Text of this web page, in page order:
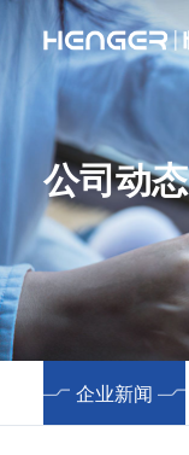
公司动态
企业新闻